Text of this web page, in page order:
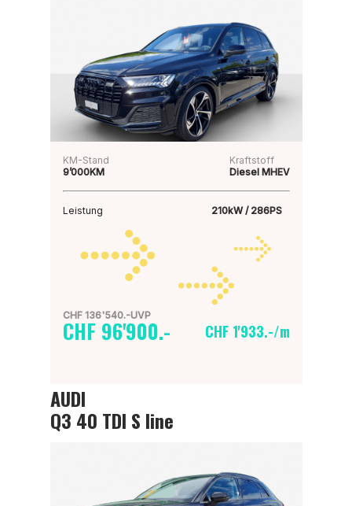
KM-Stand
9’000KM
Kraftstoff
Diesel MHEV
Leistung 210kW / 286PS
CHF 136'540.-UVP
CHF 96'900.- CHF 1'933.-/m
AUDI
Q3 40 TDI S line